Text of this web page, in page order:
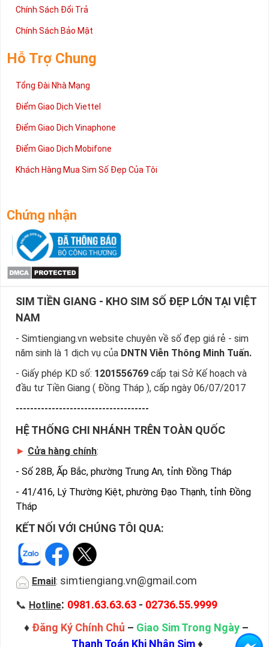
Chính Sách Đổi Trả
Chính Sách Bảo Mật
Hỗ Trợ Chung
Tổng Đài Nhà Mạng
Điểm Giao Dịch Viettel
Điểm Giao Dịch Vinaphone
Điểm Giao Dịch Mobifone
Khách Hàng Mua Sim Số Đẹp Của Tôi
Chứng nhận
SIM TIỀN GIANG - KHO SIM SỐ ĐẸP LỚN TẠI VIỆT
NAM
- Simtiengiang.vn website chuyên về số đẹp giá rẻ - sim
năm sinh là 1 dịch vụ của DNTN Viễn Thông Minh Tuấn.
- Giấy phép KD số: 1201556769 cấp tại Sở Kế hoạch và
đầu tư Tiền Giang ( Đồng Tháp ), cấp ngày 06/07/2017
-------------------------------------
HỆ THỐNG CHI NHÁNH TRÊN TOÀN QUỐC
► Cửa hàng chính:
- Số 28B, Ấp Bắc, phường Trung An, tỉnh Đồng Tháp
- 41/416, Lý Thường Kiệt, phường Đạo Thạnh, tỉnh Đồng
Tháp
KẾT NỐI VỚI CHÚNG TÔI QUA:
Email : simtiengiang.vn@gmail.com
📞 Hotline: 0981.63.63.63 - 02736.55.9999
♦ Đăng Ký Chính Chủ – Giao Sim Trong Ngày –
Thanh Toán Khi Nhận Sim♦